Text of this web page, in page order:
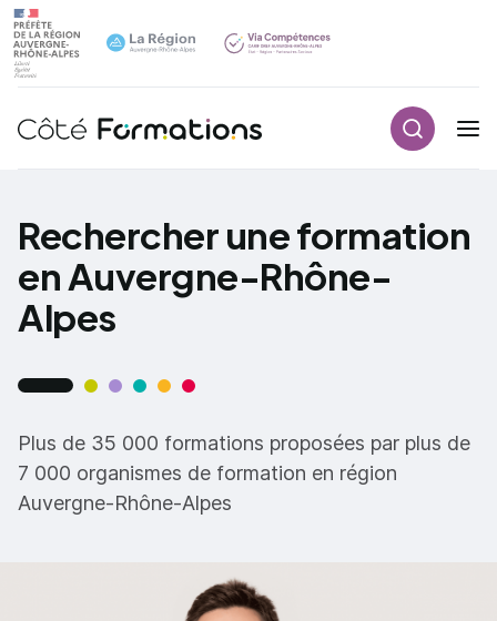
Navigation principale
Rechercher une formation
en Auvergne-Rhône-
Alpes
Plus de 35 000 formations proposées par plus de
7 000 organismes de formation en région
Auvergne-Rhône-Alpes